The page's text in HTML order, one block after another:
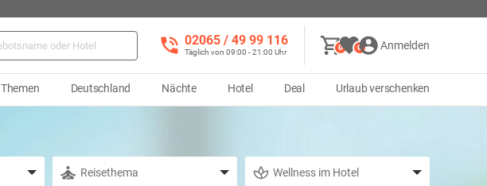
02065 / 49 ‌99 116
Täglich von 09:00 - 21:00 Uhr
0 0 Anmelden
Themen Deutschland Nächte Hotel Deal Urlaub verschenken